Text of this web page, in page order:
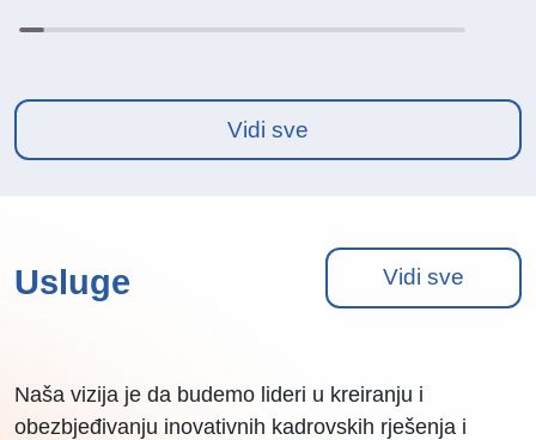
Vidi sve
Usluge Vidi sve
Naša vizija je da budemo lideri u kreiranju i
obezbjeđivanju inovativnih kadrovskih rješenja i